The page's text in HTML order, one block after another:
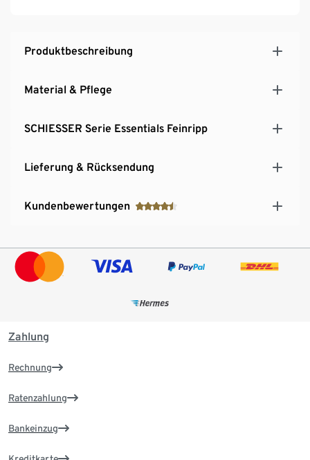
Produktbeschreibung
Material & Pflege
SCHIESSER Serie Essentials Feinripp
Lieferung & Rücksendung
Kundenbewertungen
Zahlung
Rechnung
Ratenzahlung
Bankeinzug